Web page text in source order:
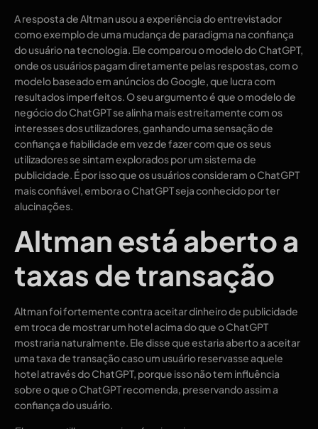
A resposta de Altman usou a experiência do entrevistador
como exemplo de uma mudança de paradigma na confiança
do usuário na tecnologia. Ele comparou o modelo do ChatGPT,
onde os usuários pagam diretamente pelas respostas, com o
modelo baseado em anúncios do Google, que lucra com
resultados imperfeitos. O seu argumento é que o modelo de
negócio do ChatGPT se alinha mais estreitamente com os
interesses dos utilizadores, ganhando uma sensação de
confiança e fiabilidade em vez de fazer com que os seus
utilizadores se sintam explorados por um sistema de
publicidade. É por isso que os usuários consideram o ChatGPT
mais confiável, embora o ChatGPT seja conhecido por ter
alucinações.
Altman está aberto a
taxas de transação
Altman foi fortemente contra aceitar dinheiro de publicidade
em troca de mostrar um hotel acima do que o ChatGPT
mostraria naturalmente. Ele disse que estaria aberto a aceitar
uma taxa de transação caso um usuário reservasse aquele
hotel através do ChatGPT, porque isso não tem influência
sobre o que o ChatGPT recomenda, preservando assim a
confiança do usuário.